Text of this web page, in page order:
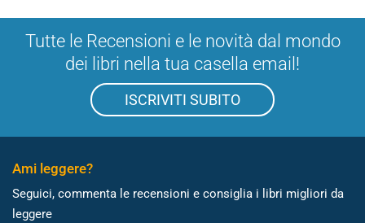
Tutte le Recensioni e le novità dal mondo
dei libri nella tua casella email!
ISCRIVITI SUBITO
Ami leggere?
Seguici, commenta le recensioni e consiglia i libri migliori da
leggere